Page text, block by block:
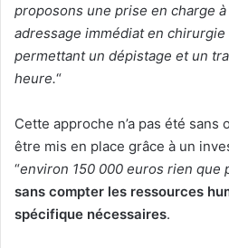
proposons une prise en charge
adressage immédiat en
permettant un dépistage et un
heure.“
Cette approche n’a pas été sans
être mis en place grâce à un
“environ 150 000 euros rien que
sans compter les ressources
spécifique nécessaires.